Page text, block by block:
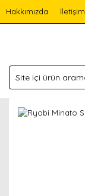
Hakkımızda İletişim